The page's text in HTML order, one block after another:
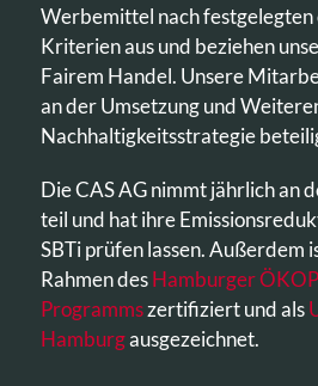
Werbemittel nach festgelegten
Kriterien aus und beziehen
Fairem Handel. Unsere
an der Umsetzung und
Nachhaltigkeitsstrategie
Die CAS AG nimmt jährlich an
teil und hat ihre
SBTi prüfen lassen. Außerdem
Rahmen desHamburger
Programmszertifiziert und als
Hamburgausgezeichnet.